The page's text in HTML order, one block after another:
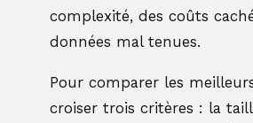
complexité, des coûts
données mal tenues.
Pour comparer les
croiser trois critères : la